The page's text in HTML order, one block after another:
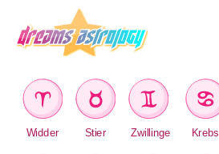
Widder Stier Zwillinge Krebs